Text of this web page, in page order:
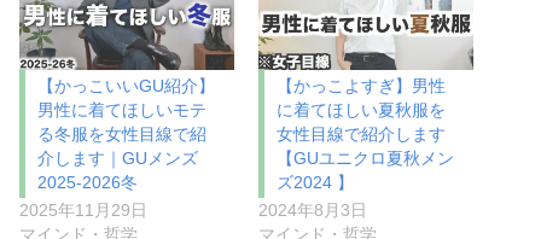
【かっこいいGU紹介】
男性に着てほしいモテ
る冬服を女性目線で紹
介します｜GUメンズ
2025-2026冬
2025年11月29日
マインド・哲学
【かっこよすぎ】男性
に着てほしい夏秋服を
女性目線で紹介します
【GUユニクロ夏秋メン
ズ2024 】
2024年8月3日
マインド・哲学